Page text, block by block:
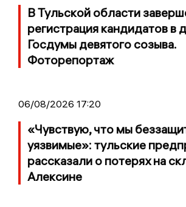
В Тульской области
регистрация кандидатов в
Госдумы девятого созыва.
Фоторепортаж
06/08/2026 17:20
«Чувствую, что мы
уязвимые»: тульские
рассказали о потерях на
Алексине